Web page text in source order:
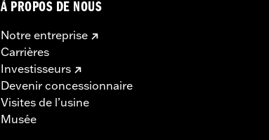
À PROPOS DE NOUS
Notre entreprise
Carrières
Investisseurs
Devenir concessionnaire
Visites de l’usine
Musée